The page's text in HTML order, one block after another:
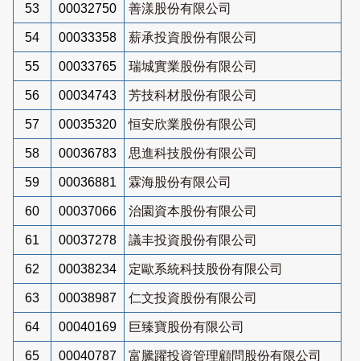
53 00032750 善漾股份有限公司
54 00033358 薪承投資股份有限公司
55 00033765 瑞城實業股份有限公司
56 00034743 芳技科材股份有限公司
57 00035320 恒安欣業股份有限公司
58 00036783 思進科技股份有限公司
59 00036881 霖海股份有限公司
60 00037066 治園資本股份有限公司
61 00037278 議丰投資股份有限公司
62 00038234 定歐系統科技股份有限公司
63 00038987 仁文投資股份有限公司
64 00040169 巨臻寶股份有限公司
65 00040787 富騰躍投資管理顧問股份有限公司